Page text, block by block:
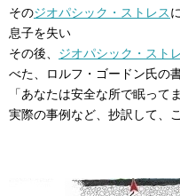
そのジオパシック・ストレス
息子を失い
その後、 ジオパシック・スト
べた、ロルフ・ゴードン氏の
「あなたは安全な所で眠って
実際の事例など、抄訳して、